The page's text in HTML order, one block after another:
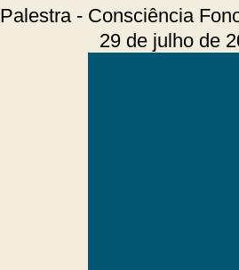
Palestra - Consciência
29 de julho de